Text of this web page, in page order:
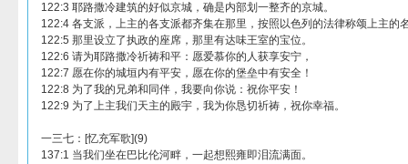
122:3 耶路撒冷建筑的好似京城，确是内部划一整齐的京城。
122:4 各支派，上主的各支派都齐集在那里，按照以色列的法律称颂上主的
122:5 那里设立了执政的座席，那里有达味王室的宝位。
122:6 请为耶路撒冷祈祷和平：愿爱慕你的人获享安宁，
122:7 愿在你的城垣内有平安，愿在你的堡垒中有安全！
122:8 为了我的兄弟和同伴，我要向你说：祝你平安！
122:9 为了上主我们天主的殿宇，我为你恳切祈祷，祝你幸福。
一三七：[忆充军歌](9)
137:1 当我们坐在巴比伦河畔，一起想熙雍即泪流满面。